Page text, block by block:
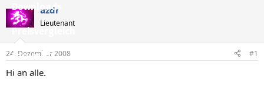
Downloads
Preisvergleich
Forum
Aktuelles
s
t
e
e
s
e
t
azdr
Lieutenant
24. Dezember 2008 #1
Hi an alle.